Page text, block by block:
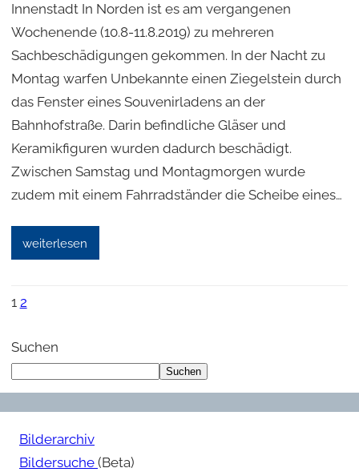
Innenstadt In Norden ist es am vergangenen
Wochenende (10.8-11.8.2019) zu mehreren
Sachbeschädigungen gekommen. In der Nacht zu
Montag warfen Unbekannte einen Ziegelstein durch
das Fenster eines Souvenirladens an der
Bahnhofstraße. Darin befindliche Gläser und
Keramikfiguren wurden dadurch beschädigt.
Zwischen Samstag und Montagmorgen wurde
zudem mit einem Fahrradständer die Scheibe eines…
weiterlesen
1 2
Suchen
Suchen
Bilderarchiv
Bildersuche (Beta)